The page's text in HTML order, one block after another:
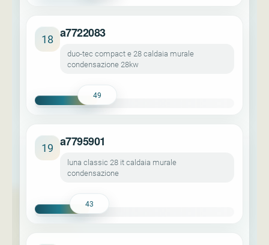
18 a7722083
duo-tec compact e 28 caldaia murale
condensazione 28kw
49
19 a7795901
luna classic 28 it caldaia murale
condensazione
43